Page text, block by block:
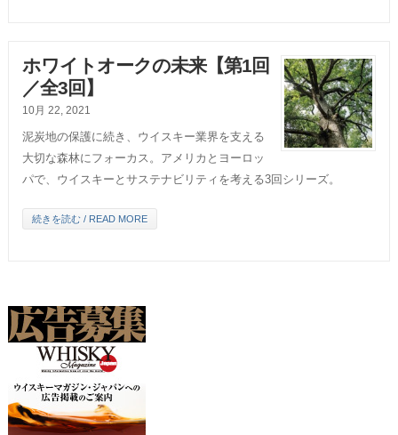
ホワイトオークの未来【第1回
／全3回】
10月 22, 2021
泥炭地の保護に続き、ウイスキー業界を支える
大切な森林にフォーカス。アメリカとヨーロッ
パで、ウイスキーとサステナビリティを考える3回シリーズ。
続きを読む / READ MORE